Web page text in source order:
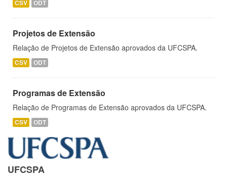
CSV ODT
Projetos de Extensão
Relação de Projetos de Extensão aprovados da UFCSPA.
CSV ODT
Programas de Extensão
Relação de Programas de Extensão aprovados da UFCSPA.
CSV ODT
UFCSPA